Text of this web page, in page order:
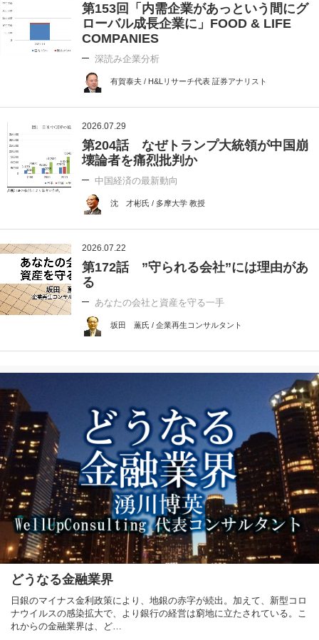
第153回「内需企業があっという間にグ
ローバル成長企業に」FOOD & LIFE
COMPANIES
深読み企業分析
有賀泰夫 / H&Lリサーチ代表 証券アナリスト
2026.07.29
第204話 なぜトランプ大統領が中国崩
壊論者を痛烈批判か
中国経済の最新動向
沈 才彬氏 / 多摩大学 教授
2026.07.22
第172話 ”守られる会社”には理由があ
る
あなたの会社と資産を守る一手
坂田 薫氏 / 企業再生コンサルタント
どうなる金融業界
日銀のマイナス金利政策により、地銀の赤字が続出。加えて、新型コロ
ナウイルスの感染拡大で、より銀行の経営は窮地に立たされている。こ
れからの金融業界は、ど…